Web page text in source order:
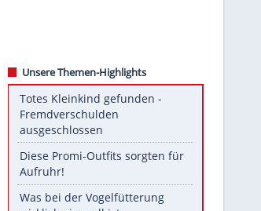
via Getty Images